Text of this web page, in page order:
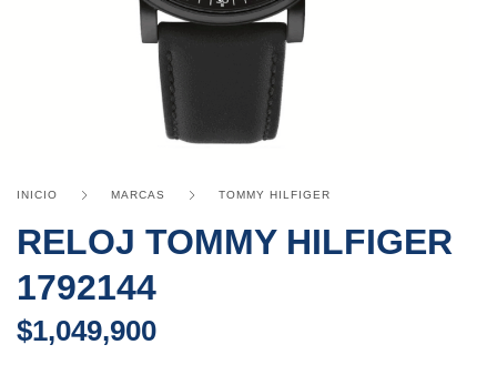
INICIO MARCAS TOMMY HILFIGER
RELOJ TOMMY HILFIGER
1792144
$1,049,900